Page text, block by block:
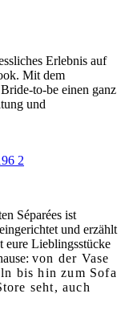
Erlebnis auf
Mit dem
to-be einen ganz
und
Séparées ist
und erzählt
eure Lieblingsstücke
von der Vase
bis hin zum Sofa
seht, auch